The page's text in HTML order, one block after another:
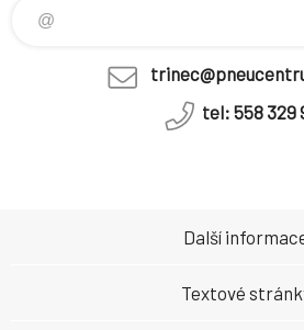
tel: 558 329
Další
Textové